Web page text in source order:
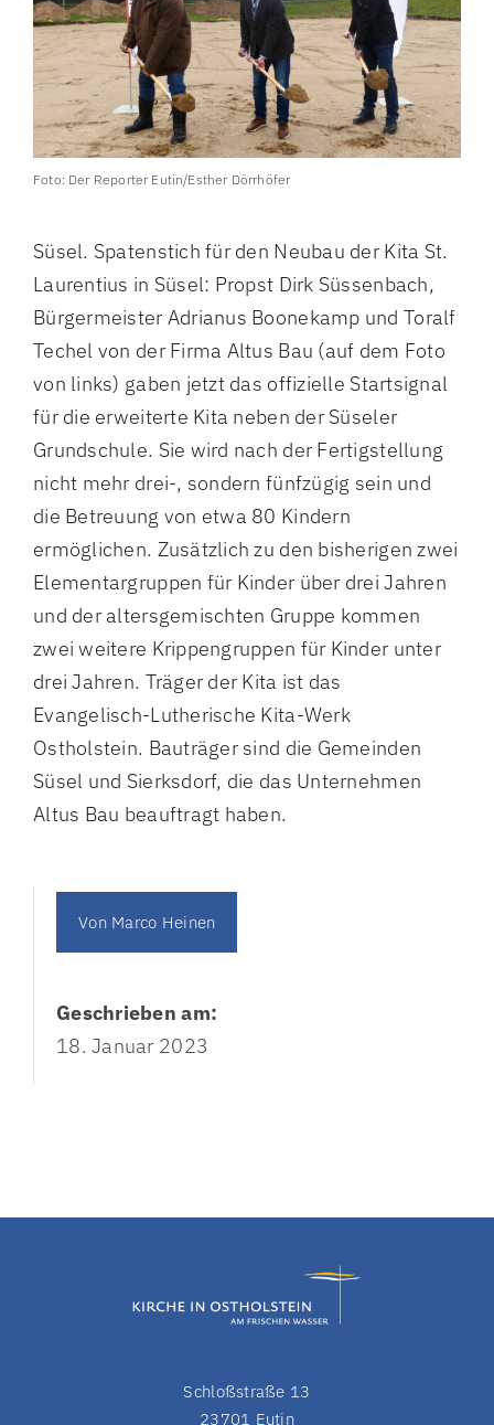
Foto: Der Reporter Eutin/Esther Dörrhöfer
Süsel. Spatenstich für den Neubau der Kita St.
Laurentius in Süsel: Propst Dirk Süssenbach,
Bürgermeister Adrianus Boonekamp und Toralf
Techel von der Firma Altus Bau (auf dem Foto
von links) gaben jetzt das offizielle Startsignal
für die erweiterte Kita neben der Süseler
Grundschule. Sie wird nach der Fertigstellung
nicht mehr drei-, sondern fünfzügig sein und
die Betreuung von etwa 80 Kindern
ermöglichen. Zusätzlich zu den bisherigen zwei
Elementargruppen für Kinder über drei Jahren
und der altersgemischten Gruppe kommen
zwei weitere Krippengruppen für Kinder unter
drei Jahren. Träger der Kita ist das
Evangelisch-Lutherische Kita-Werk
Ostholstein. Bauträger sind die Gemeinden
Süsel und Sierksdorf, die das Unternehmen
Altus Bau beauftragt haben.
Von Marco Heinen
Geschrieben am:
18. Januar 2023
Schloßstraße 13
23701 Eutin